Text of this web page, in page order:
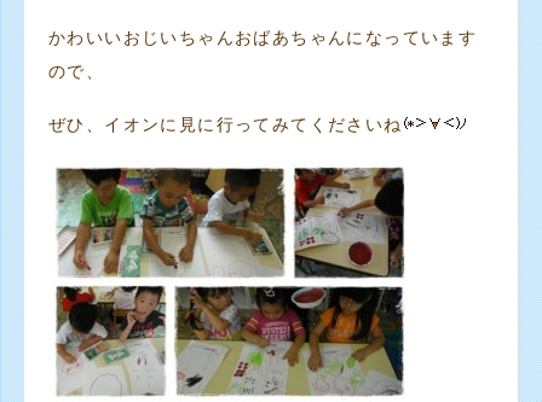
かわいいおじいちゃんおばあちゃんになっています
ので、
ぜひ、イオンに見に行ってみてくださいね